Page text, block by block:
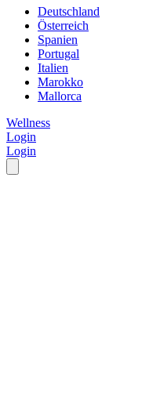
Deutschland
Österreich
Spanien
Portugal
Italien
Marokko
Mallorca
Wellness
Login
Login